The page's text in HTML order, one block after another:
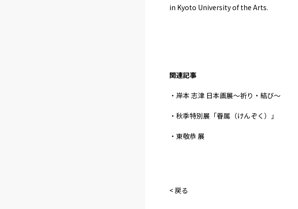
in Kyoto University of the Arts.
関連記事
・岸本 志津 日本画展～祈り・結び～
・秋季特別展「眷属（けんぞく）」
・東敬恭 展
< 戻る